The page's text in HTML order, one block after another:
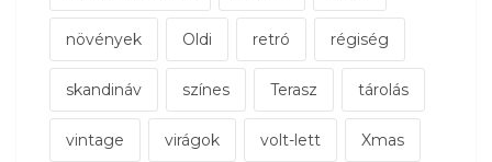
növények Oldi retró régiség
skandináv színes Terasz tárolás
vintage virágok volt-lett Xmas